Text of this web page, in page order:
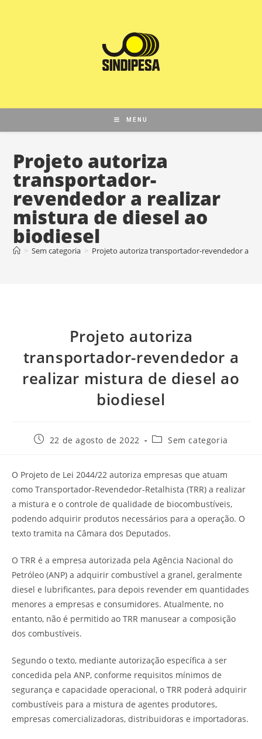
MENU
Projeto autoriza
transportador-
revendedor a realizar
mistura de diesel ao
biodiesel
> Sem categoria > Projeto autoriza transportador-revendedor a
Projeto autoriza
transportador-revendedor a
realizar mistura de diesel ao
biodiesel
22 de agosto de 2022 Sem categoria
O Projeto de Lei 2044/22 autoriza empresas que atuam
como Transportador-Revendedor-Retalhista (TRR) a realizar
a mistura e o controle de qualidade de biocombustíveis,
podendo adquirir produtos necessários para a operação. O
texto tramita na Câmara dos Deputados.
O TRR é a empresa autorizada pela Agência Nacional do
Petróleo (ANP) a adquirir combustível a granel, geralmente
diesel e lubrificantes, para depois revender em quantidades
menores a empresas e consumidores. Atualmente, no
entanto, não é permitido ao TRR manusear a composição
dos combustíveis.
Segundo o texto, mediante autorização específica a ser
concedida pela ANP, conforme requisitos mínimos de
segurança e capacidade operacional, o TRR poderá adquirir
combustíveis para a mistura de agentes produtores,
empresas comercializadoras, distribuidoras e importadoras.